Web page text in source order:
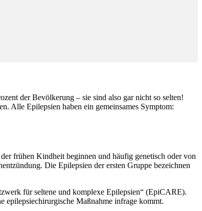
der Bevölkerung – sie sind also gar nicht so selten!
Alle Epilepsien haben ein gemeinsames Symptom:
frühen Kindheit beginnen und häufig genetisch oder von
Die Epilepsien der ersten Gruppe bezeichnen
für seltene und komplexe Epilepsien“ (EpiCARE).
epilepsiechirurgische Maßnahme infrage kommt.